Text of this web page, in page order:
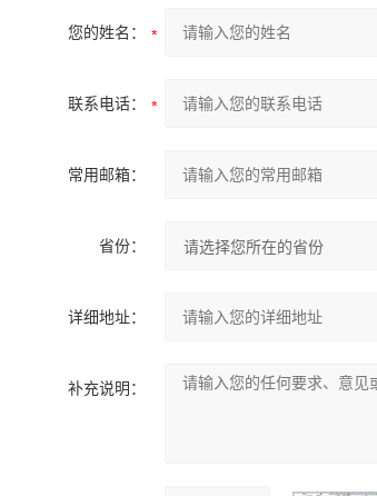
您的姓名：
联系电话：
常用邮箱：
省份：
详细地址：
补充说明：